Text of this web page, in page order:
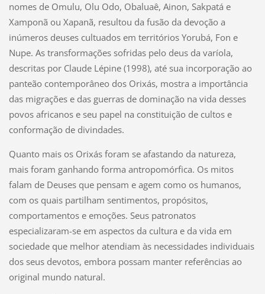
nomes de Omulu, Olu Odo, Obaluaê, Ainon, Sakpatá e
Xamponã ou Xapanã, resultou da fusão da devoção a
inúmeros deuses cultuados em territórios Yorubá, Fon e
Nupe. As transformações sofridas pelo deus da varíola,
descritas por Claude Lépine (1998), até sua incorporação ao
panteão contemporâneo dos Orixás, mostra a importância
das migrações e das guerras de dominação na vida desses
povos africanos e seu papel na constituição de cultos e
conformação de divindades.
Quanto mais os Orixás foram se afastando da natureza,
mais foram ganhando forma antropomórfica. Os mitos
falam de Deuses que pensam e agem como os humanos,
com os quais partilham sentimentos, propósitos,
comportamentos e emoções. Seus patronatos
especializaram-se em aspectos da cultura e da vida em
sociedade que melhor atendiam às necessidades individuais
dos seus devotos, embora possam manter referências ao
original mundo natural.